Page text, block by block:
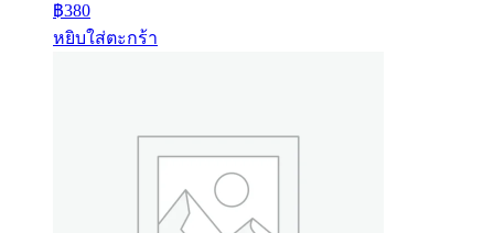
฿380
หยิบใส่ตะกร้า